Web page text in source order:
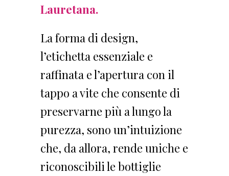
Lauretana.
La forma di design,
l’etichetta essenziale e
raffinata e l’apertura con il
tappo a vite che consente di
preservarne più a lungo la
purezza, sono un’intuizione
che, da allora, rende uniche e
riconoscibili le bottiglie